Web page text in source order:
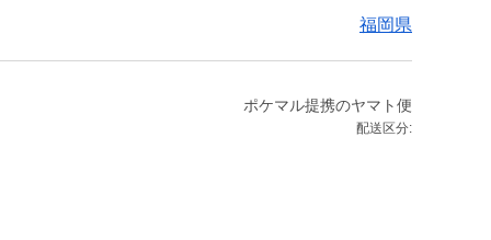
福岡県
ポケマル提携のヤマト便
配送区分: